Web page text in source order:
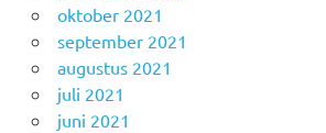
oktober 2021
september 2021
augustus 2021
juli 2021
juni 2021